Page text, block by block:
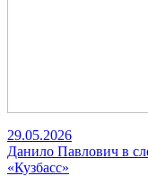
29.05.2026
Данило Павлович в
«Кузбасс»